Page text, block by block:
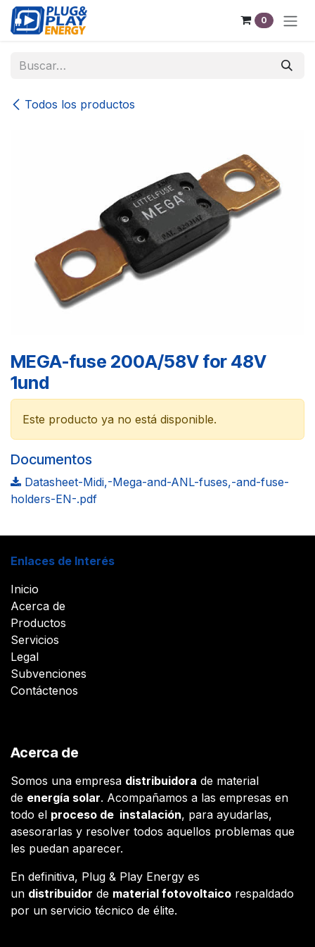
Ir al contenido
0
Todos los productos
MEGA-fuse 200A/58V for 48V
1und
Este producto ya no está disponible.
Documentos
Datasheet-Midi,-Mega-and-ANL-fuses,-and-fuse-
holders-EN-.pdf
Enlaces de Interés
Inicio
Acerca de
Productos
Servicios
Legal
Subvenciones
Contáctenos
Acerca de
Somos una empresa distribuidora de material
de energía solar. Acompañamos a las empresas en
todo el proceso de instalación, para ayudarlas,
asesorarlas y resolver todos aquellos problemas que
les puedan aparecer.
En definitiva, Plug & Play Energy es
un distribuidor de material fotovoltaico respaldado
por un servicio técnico de élite.